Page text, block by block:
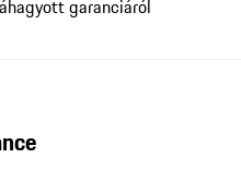
garanciáról